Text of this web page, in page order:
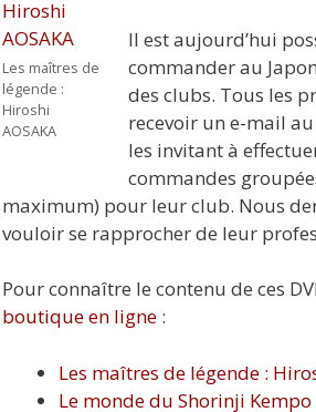
Les maîtres de
légende :
Hiroshi
AOSAKA
Il est aujourd’hui
commander au
des clubs. Tous les
recevoir un e-mail au
les invitant à
commandes
maximum) pour leur club. Nous
vouloir se rapprocher de leur
Pour connaître le contenu de ces
boutique en ligne :
Les maîtres de légende :
Le monde du Shorinji